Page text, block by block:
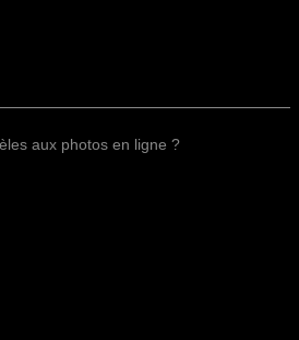
aux photos en ligne ?